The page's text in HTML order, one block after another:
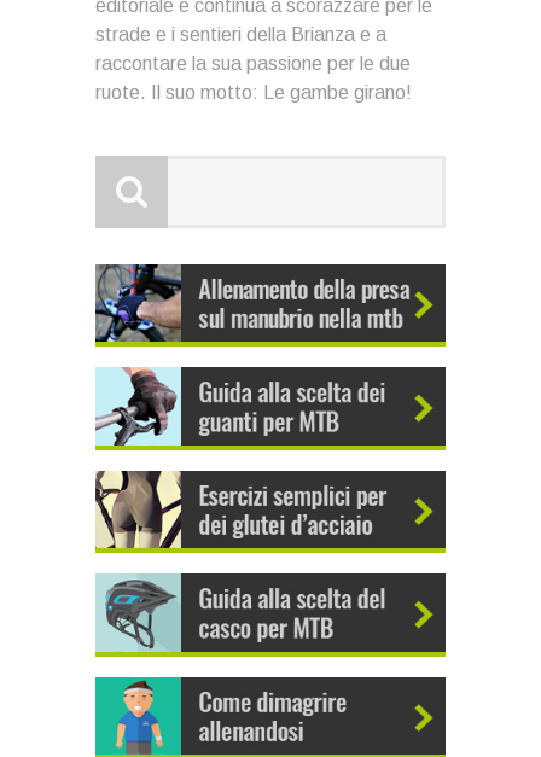
editoriale e continua a scorazzare per le
strade e i sentieri della Brianza e a
raccontare la sua passione per le due
ruote. Il suo motto: Le gambe girano!